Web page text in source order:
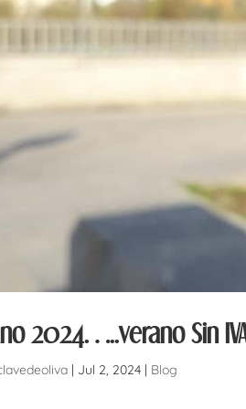
2024…..verano Sin
| Jul 2, 2024 | Blog